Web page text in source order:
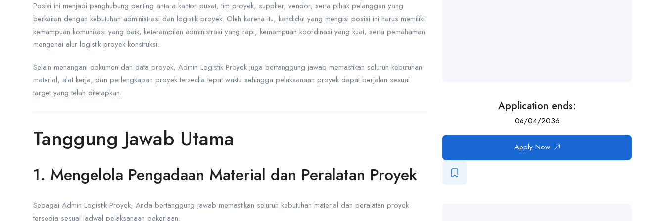
Posisi ini menjadi penghubung penting antara kantor pusat, tim proyek, supplier, vendor, serta pihak pelanggan yang
berkaitan dengan kebutuhan administrasi dan logistik proyek. Oleh karena itu, kandidat yang mengisi posisi ini harus memiliki
kemampuan komunikasi yang baik, keterampilan administrasi yang rapi, kemampuan koordinasi yang kuat, serta pemahaman
mengenai alur logistik proyek konstruksi.
Selain menangani dokumen dan data proyek, Admin Logistik Proyek juga bertanggung jawab memastikan seluruh kebutuhan
material, alat kerja, dan perlengkapan proyek tersedia tepat waktu sehingga pelaksanaan proyek dapat berjalan sesuai
target yang telah ditetapkan.
Tanggung Jawab Utama
1. Mengelola Pengadaan Material dan Peralatan Proyek
Sebagai Admin Logistik Proyek, Anda bertanggung jawab memastikan seluruh kebutuhan material dan peralatan proyek
tersedia sesuai jadwal pelaksanaan pekerjaan.
Application ends:
06/04/2036
Apply Now